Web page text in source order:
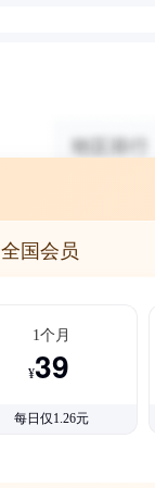
全国会员
1个月
¥39
每日仅1.26元